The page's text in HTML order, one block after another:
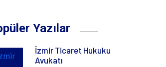
Yazılar
İzmir Ticaret Hukuku
Avukatı